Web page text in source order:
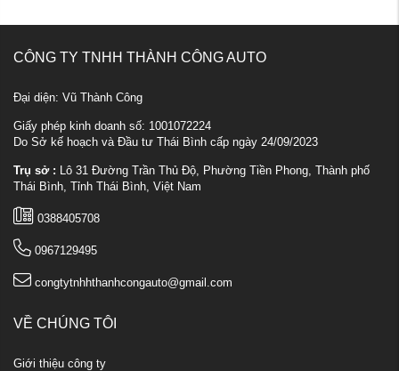
CÔNG TY TNHH THÀNH CÔNG AUTO
Đại diện: Vũ Thành Công
Giấy phép kinh doanh số: 1001072224
Do Sở kế hoạch và Đầu tư Thái Bình cấp ngày 24/09/2023
Trụ sở : Lô 31 Đường Trần Thủ Độ, Phường Tiền Phong, Thành phố
Thái Bình, Tỉnh Thái Bình, Việt Nam
0388405708
0967129495
congtytnhhthanhcongauto@gmail.com
VỀ CHÚNG TÔI
Giới thiệu công ty